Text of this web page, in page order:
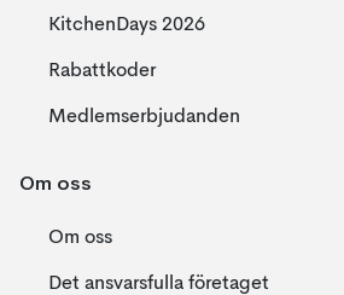
KitchenDays 2026
Rabattkoder
Medlemserbjudanden
Om oss
Om oss
Det ansvarsfulla företaget